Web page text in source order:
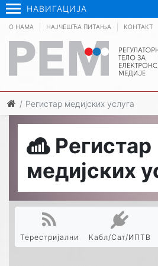
НАВИГАЦИЈА
О НАМА НАЈЧЕШЋА ПИТАЊА КОНТАКТ
Регистар медијских услуга
Регистар
медијских
Терестријални Кабл/Сат/ИПТВ